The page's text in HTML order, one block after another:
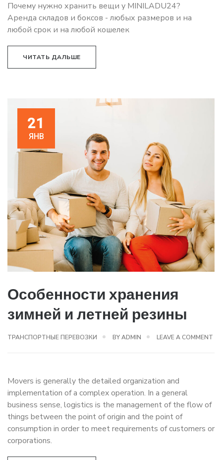
Почему нужно хранить вещи у MINILADU24?
Аренда складов и боксов - любых размеров и на
любой срок и на любой кошелек
ЧИТАТЬ ДАЛЬШЕ
21
ЯНВ
Особенности хранения
зимней и летней резины
ТРАНСПОРТНЫЕ ПЕРЕВОЗКИ BYADMIN LEAVE A COMMENT
Movers is generally the detailed organization and
implementation of a complex operation. In a general
business sense, logistics is the management of the flow of
things between the point of origin and the point of
consumption in order to meet requirements of customers or
corporations.